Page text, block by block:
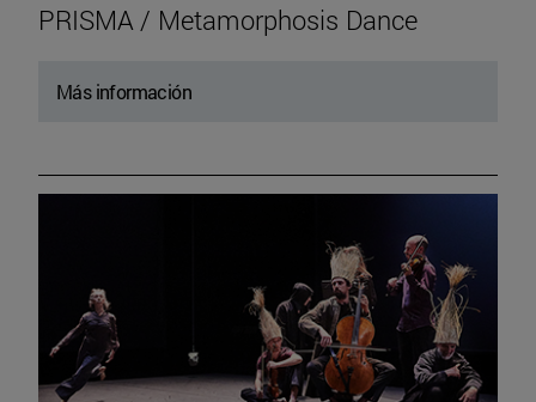
PRISMA / Metamorphosis Dance
Más información